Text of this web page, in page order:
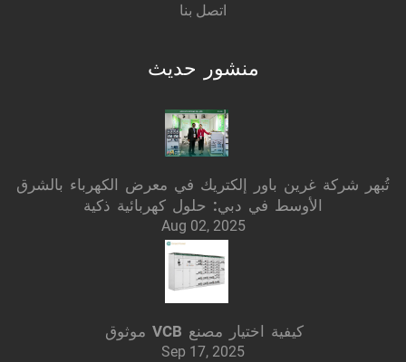
اتصل بنا
منشور حديث
تُبهر شركة غرين باور إلكتريك في معرض الكهرباء بالشرق
الأوسط في دبي: حلول كهربائية ذكية
Aug 02, 2025
كيفية اختيار مصنع VCB موثوق
Sep 17, 2025